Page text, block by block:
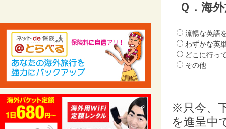
Ｑ．海
流暢な英語
わずかな英
どこに行っ
その他
※只今、
を進呈中